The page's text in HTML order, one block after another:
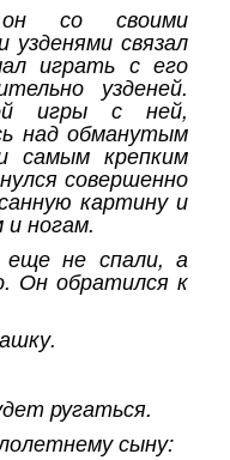
со своими
связал
играть с его
узденей.
игры с ней,
над обманутым
самым крепким
совершенно
картину и
и ногам.
не спали, а
Он обратился к
ругаться.
сыну: